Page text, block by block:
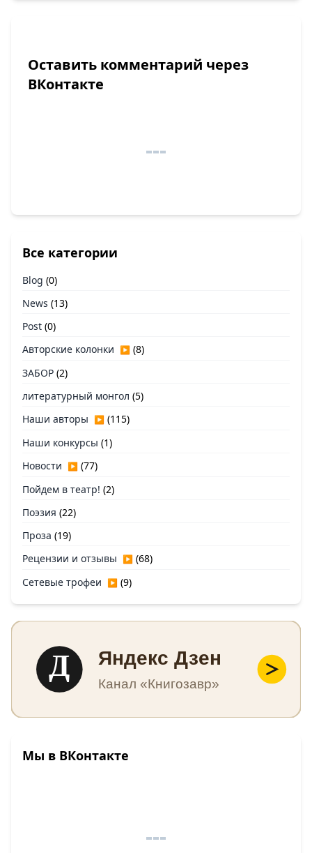
Оставить комментарий через
ВКонтакте
Все категории
Blog (0)
News (13)
Post (0)
Авторские колонки ▶ (8)
ЗАБОР (2)
литературный монгол (5)
Наши авторы ▶ (115)
Наши конкурсы (1)
Новости ▶ (77)
Пойдем в театр! (2)
Поэзия (22)
Проза (19)
Рецензии и отзывы ▶ (68)
Сетевые трофеи ▶ (9)
Д Яндекс Дзен
Канал «Книгозавр»
Мы в ВКонтакте